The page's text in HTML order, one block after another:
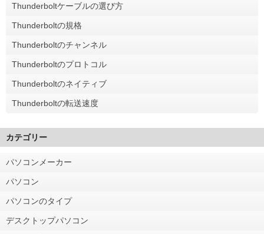
Thunderboltケーブルの選び方
Thunderboltの規格
Thunderboltのチャンネル
Thunderboltのプロトコル
Thunderboltのネイティブ
Thunderboltの転送速度
カテゴリー
パソコンメーカー
パソコン
パソコンのタイプ
デスクトップパソコン